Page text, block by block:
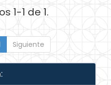
1-1 de 1.
Siguiente